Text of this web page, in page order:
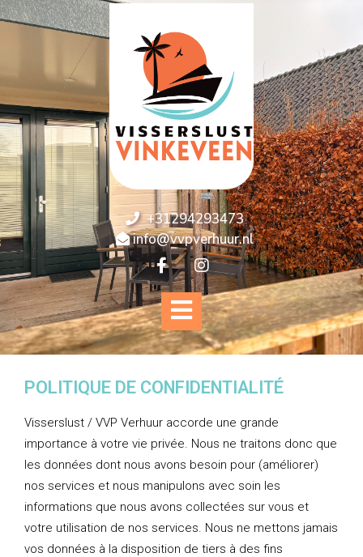
+31294293473
info@vvpverhuur.nl
POLITIQUE DE CONFIDENTIALITÉ
Visserslust / VVP Verhuur accorde une grande
importance à votre vie privée. Nous ne traitons donc que
les données dont nous avons besoin pour (améliorer)
nos services et nous manipulons avec soin les
informations que nous avons collectées sur vous et
votre utilisation de nos services. Nous ne mettons jamais
vos données à la disposition de tiers à des fins